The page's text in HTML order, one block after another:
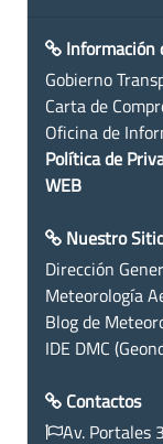
Información
Gobierno
Carta de
Oficina de
Política de
WEB
Nuestro
Dirección
Meteorología
Blog de
IDE DMC
Contactos
Av. Portales